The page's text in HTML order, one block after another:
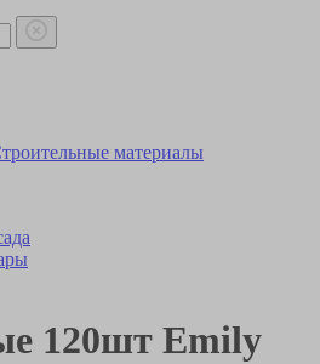
материалы
120шт Emily